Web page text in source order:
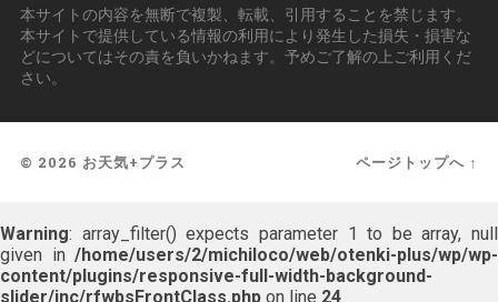
本サイトの内容を無断で複製、転載、引用することを禁じます。
本サイトで提供している情報の利用により発生した損失・損害な
どについてはその責を負いかねます。予めご了解の上ご利用くだ
さい。
© 2026 お天気+プラス ページトップへ ↑
Warning: array_filter() expects parameter 1 to be array, null
given in /home/users/2/michiloco/web/otenki-plus/wp/wp-
content/plugins/responsive-full-width-background-
slider/inc/rfwbsFrontClass.php on line 24